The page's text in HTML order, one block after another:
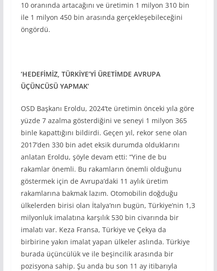
10 oranında artacağını ve üretimin 1 milyon 310 bin
ile 1 milyon 450 bin arasında gerçekleşebileceğini
öngördü.
‘HEDEFİMİZ, TÜRKİYE’Yİ ÜRETİMDE AVRUPA
ÜÇÜNCÜSÜ YAPMAK’
OSD Başkanı Eroldu, 2024’te üretimin önceki yıla göre
yüzde 7 azalma gösterdiğini ve seneyi 1 milyon 365
binle kapattığını bildirdi. Geçen yıl, rekor sene olan
2017’den 330 bin adet eksik durumda olduklarını
anlatan Eroldu, şöyle devam etti: “Yine de bu
rakamlar önemli. Bu rakamların önemli olduğunu
göstermek için de Avrupa’daki 11 aylık üretim
rakamlarına bakmak lazım. Otomobilin doğduğu
ülkelerden birisi olan İtalya’nın bugün, Türkiye’nin 1,3
milyonluk imalatına karşılık 530 bin civarında bir
imalatı var. Keza Fransa, Türkiye ve Çekya da
birbirine yakın imalat yapan ülkeler aslında. Türkiye
burada üçüncülük ve ile beşincilik arasında bir
pozisyona sahip. Şu anda bu son 11 ay itibarıyla